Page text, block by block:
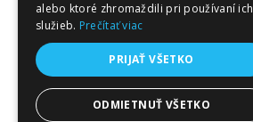
alebo ktoré zhromaždili pri používaní ich
služieb. Prečítať viac
PRIJAŤ VŠETKO
ODMIETNUŤ VŠETKO